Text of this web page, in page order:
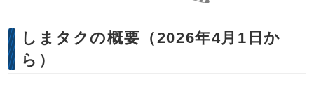
しまタクの概要（2026年4月1日か
ら）